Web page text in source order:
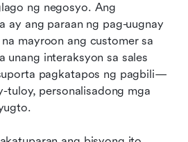
ng negosyo. Ang
ay ang paraan ng pag-uugnay
mayroon ang customer sa
interaksyon sa sales
pagkatapos ng pagbili—
tuloy, personalisadong mga